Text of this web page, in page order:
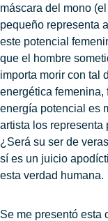
máscara del mono
pequeño representa
este potencial
que el hombre
importa morir con tal
energética femenina,
energía potencial es
artista los representa
¿Será su ser de
sí es un juicio
esta verdad humana.
Se me presentó esta